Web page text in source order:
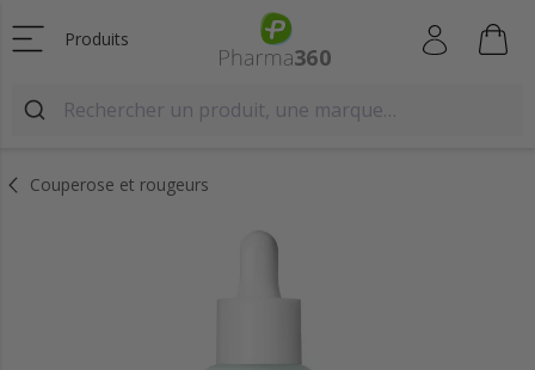
Produits
Couperose et rougeurs